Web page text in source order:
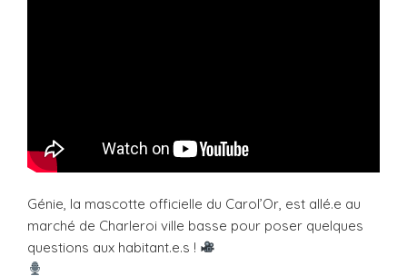
Génie, la mascotte officielle du Carol’Or, est allé.e au
marché de Charleroi ville basse pour poser quelques
questions aux habitant.e.s !